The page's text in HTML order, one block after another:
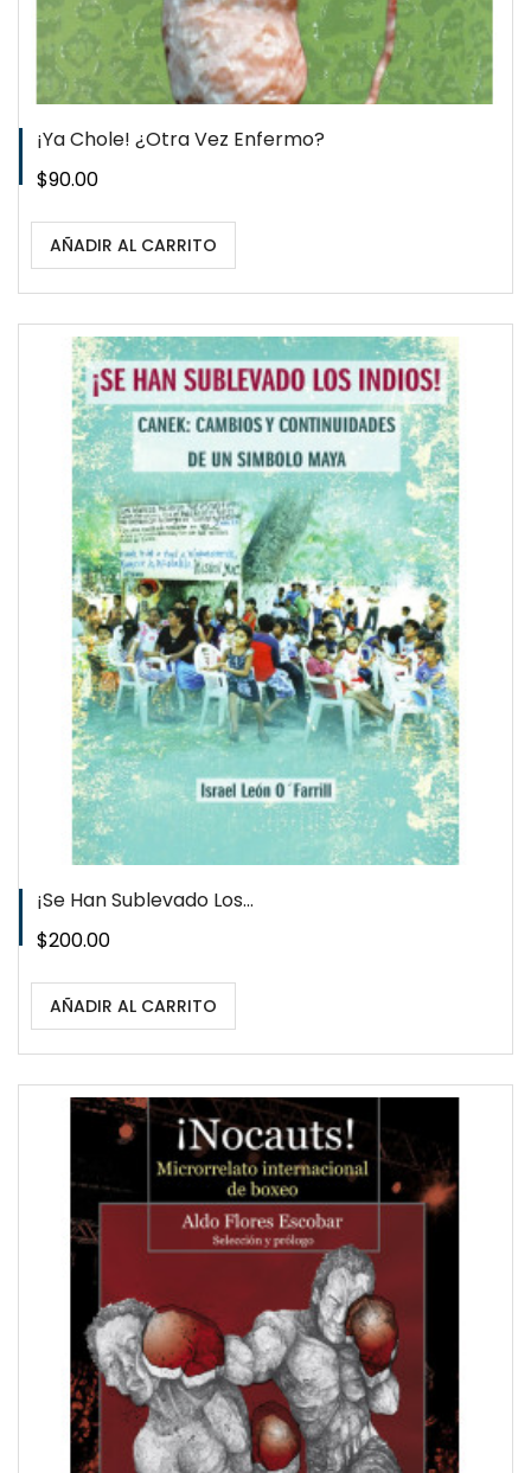
¡Ya Chole! ¿otra Vez Enfermo?
Precio
$90.00
AÑADIR AL CARRITO
¡Se Han Sublevado Los...
Precio
$200.00
AÑADIR AL CARRITO